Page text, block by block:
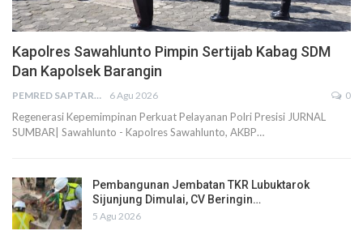
Kapolres Sawahlunto Pimpin Sertijab Kabag SDM
Dan Kapolsek Barangin
PEMRED SAPTARIUS 6 Agu 2026 0
Regenerasi Kepemimpinan Perkuat Pelayanan Polri Presisi JURNAL
SUMBAR| Sawahlunto - Kapolres Sawahlunto, AKBP…
Pembangunan Jembatan TKR Lubuktarok
Sijunjung Dimulai, CV Beringin…
5 Agu 2026